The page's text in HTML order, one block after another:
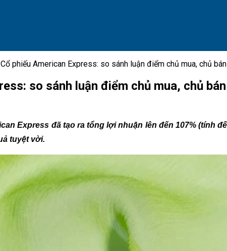
Cổ phiếu American Express: so sánh luận điểm chủ mua, chủ bán
so sánh luận điểm chủ mua, chủ bán
Express đã tạo ra tổng lợi nhuận lên đến 107% (tính
tuyệt vời.